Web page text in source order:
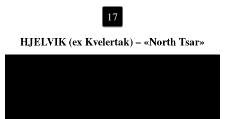
17
HJELVIK (ex Kvelertak) – «North Tsar»